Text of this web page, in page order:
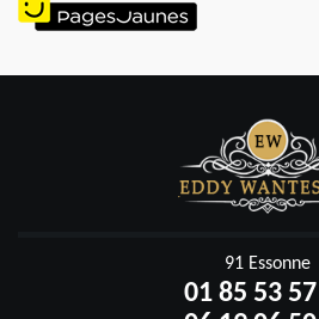
91 Essonne
01 85 53